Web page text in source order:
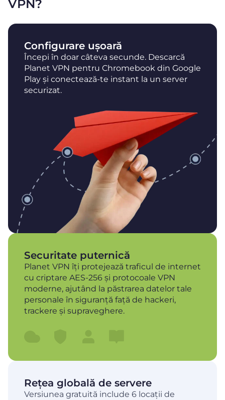
VPN?
Configurare ușoară
Începi în doar câteva secunde. Descarcă
Planet VPN pentru Chromebook din Google
Play și conectează-te instant la un server
securizat.
Securitate puternică
Planet VPN îți protejează traficul de internet
cu criptare AES-256 și protocoale VPN
moderne, ajutând la păstrarea datelor tale
personale în siguranță față de hackeri,
trackere și supraveghere.
Rețea globală de servere
Versiunea gratuită include 6 locații de